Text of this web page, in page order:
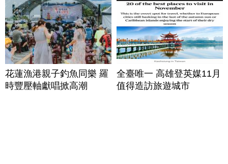
花蓮漁港親子釣魚同樂 羅
時豐壓軸獻唱掀高潮
全臺唯一 高雄登英媒11月
值得造訪旅遊城市